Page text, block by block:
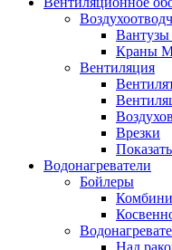
Краны
Вентиляция
Врезки
Водонагреватели
Бойлеры
Над